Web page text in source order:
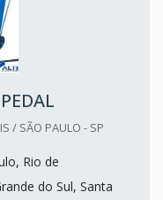
/ SÃO PAULO - SP
Rio de
do Sul, Santa